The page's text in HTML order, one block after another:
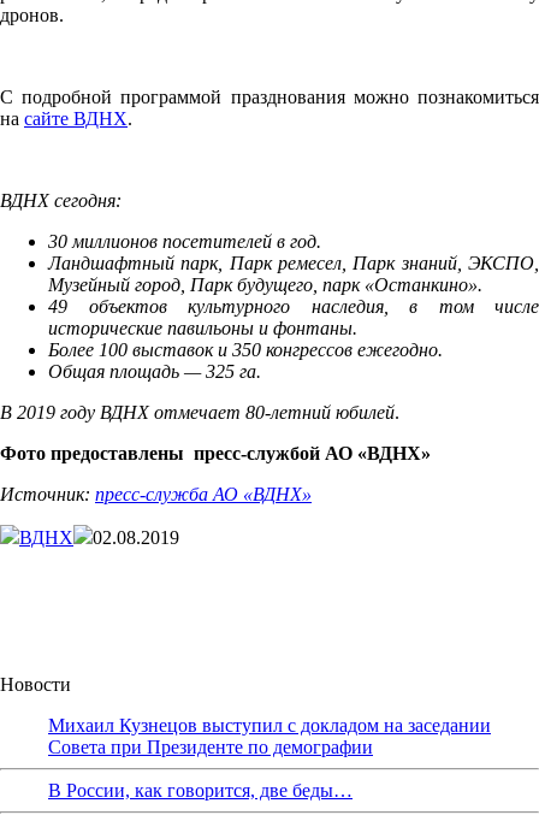
дронов.
С подробной программой празднования можно познакомиться
на сайте ВДНХ.
ВДНХ сегодня:
30 миллионов посетителей в год.
Ландшафтный парк, Парк ремесел, Парк знаний, ЭКСПО,
Музейный город, Парк будущего, парк «Останкино».
49 объектов культурного наследия, в том числе
исторические павильоны и фонтаны.
Более 100 выставок и 350 конгрессов ежегодно.
Общая площадь — 325 га.
В 2019 году ВДНХ отмечает 80-летний юбилей.
Фото предоставлены пресс-службой АО «ВДНХ»
Источник: пресс-служба АО «ВДНХ»
ВДНХ 02.08.2019
Новости
Михаил Кузнецов выступил с докладом на заседании
Совета при Президенте по демографии
В России, как говорится, две беды…